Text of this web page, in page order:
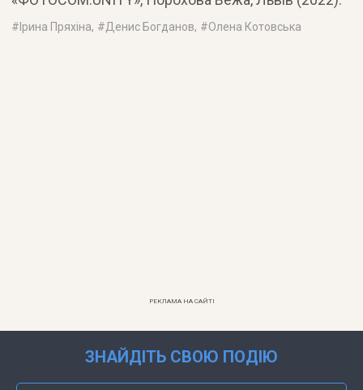
#Ірина Пряхіна, #Денис Богданов, #Олена Котовська
РЕКЛАМА НА САЙТІ
ЗНАЙДІТЬ СВОЮ ПОДІЮ